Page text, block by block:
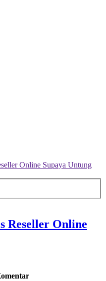
Online Supaya Untung
Reseller Online